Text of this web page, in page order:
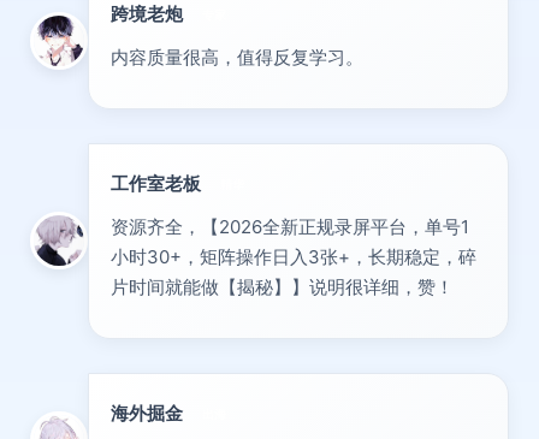
跨境老炮
内容质量很高，值得反复学习。
工作室老板
资源齐全，【2026全新正规录屏平台，单号1
小时30+，矩阵操作日入3张+，长期稳定，碎
片时间就能做【揭秘】】说明很详细，赞！
海外掘金